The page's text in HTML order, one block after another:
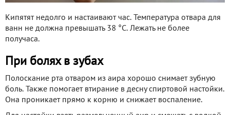
Кипятят недолго и настаивают час. Температура отвара для
ванн не должна превышать 38 °С. Лежать не более
получаса.
При болях в зубах
Полоскание рта отваром из аира хорошо снимает зубную
боль. Также помогает втирание в десну спиртовой настойки.
Она проникает прямо к корню и снижает воспаление.